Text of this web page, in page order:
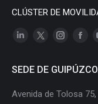
CLÚSTER DE
Linkedin
opens
X
opens
Instagram
opens
in
in
SEDE DE
Avenida de Tolosa